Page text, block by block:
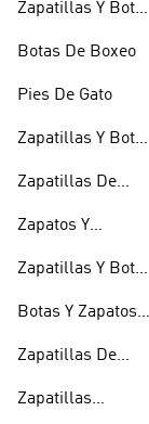
Zapatillas Y Botas
Botas De Boxeo
Pies De Gato
Zapatillas Y Botas
Zapatillas De
Zapatos Y
Doradas
Zapatillas Y Botas
Botas Y Zapatos
Zapatillas De
Zapatillas